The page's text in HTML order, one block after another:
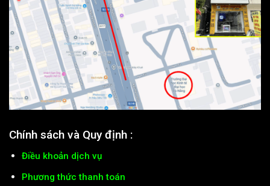
Chính sách và Quy định :
Điều khoản dịch vụ
Phương thức thanh toán